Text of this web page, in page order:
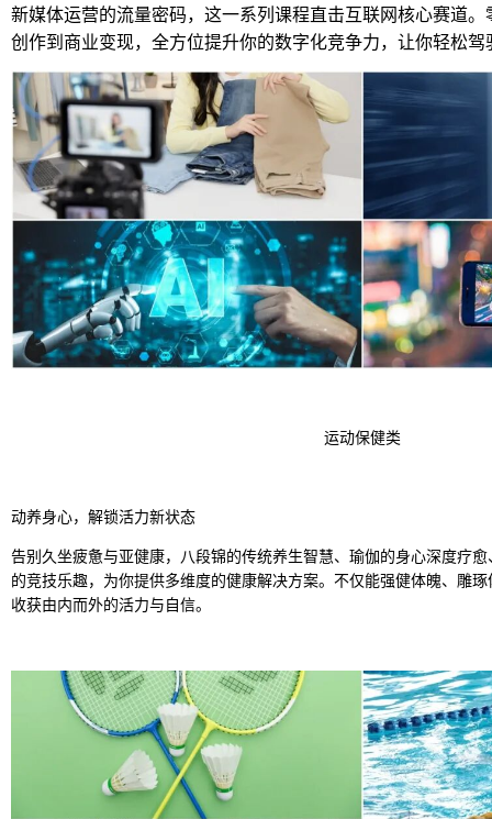
新媒体运营的流量密码，这一系列课程直击互联网核心赛道
创作到商业变现，全方位提升你的数字化竞争力，让你轻松
运动保健类
动养身心，解锁活力新状态
告别久坐疲惫与亚健康，八段锦的传统养生智慧、瑜伽的身心深度疗
的竞技乐趣，为你提供多维度的健康解决方案。不仅能强健体魄、雕
收获由内而外的活力与自信。